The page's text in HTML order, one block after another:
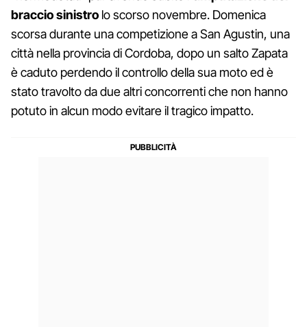
braccio sinistro lo scorso novembre. Domenica
scorsa durante una competizione a San Agustin, una
città nella provincia di Cordoba, dopo un salto Zapata
è caduto perdendo il controllo della sua moto ed è
stato travolto da due altri concorrenti che non hanno
potuto in alcun modo evitare il tragico impatto.